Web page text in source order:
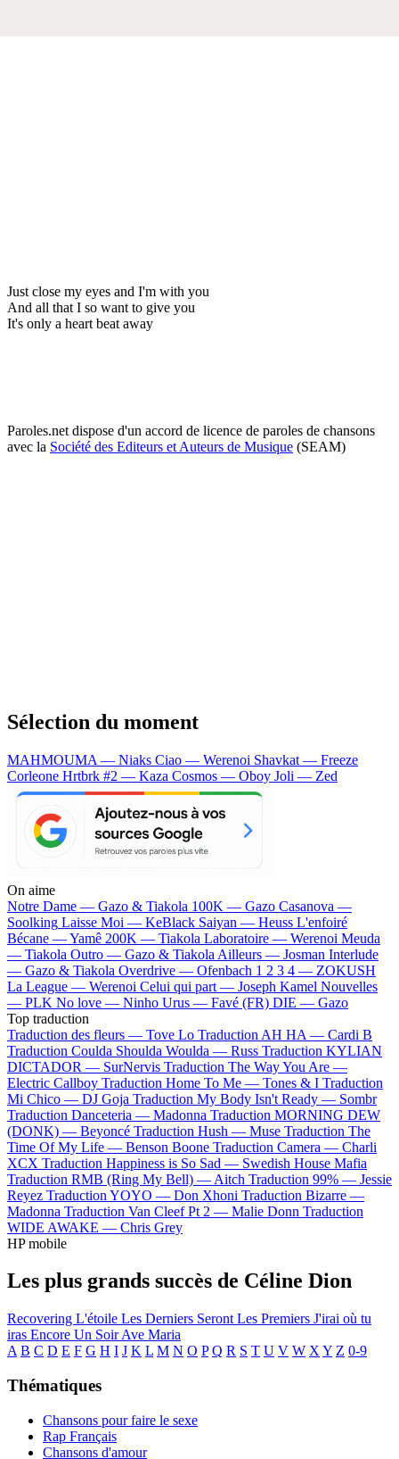
Just close my eyes and I'm with you
And all that I so want to give you
It's only a heart beat away
Paroles.net dispose d'un accord de licence de paroles de chansons
avec la Société des Editeurs et Auteurs de Musique (SEAM)
Sélection du moment
MAHMOUMA — Niaks Ciao — Werenoi Shavkat — Freeze
Corleone Hrtbrk #2 — Kaza Cosmos — Oboy Joli — Zed
On aime
Notre Dame — Gazo & Tiakola 100K — Gazo Casanova —
Soolking Laisse Moi — KeBlack Saiyan — Heuss L'enfoiré
Bécane —Yamê 200K — Tiakola Laboratoire — Werenoi Meuda
— Tiakola Outro — Gazo & Tiakola Ailleurs — Josman Interlude
— Gazo & Tiakola Overdrive — Ofenbach 1 2 3 4 — ZOKUSH
La League — Werenoi Celui qui part — Joseph Kamel Nouvelles
— PLK No love — Ninho Urus — Favé (FR) DIE — Gazo
Top traduction
Traduction des fleurs — Tove Lo Traduction AH HA — Cardi B
Traduction Coulda Shoulda Woulda — Russ Traduction KYLIAN
DICTADOR — SurNervis Traduction The Way You Are —
Electric Callboy Traduction Home To Me — Tones & I Traduction
Mi Chico — DJ Goja Traduction My Body Isn't Ready — Sombr
Traduction Danceteria — Madonna Traduction MORNING DEW
(DONK) — Beyoncé Traduction Hush — Muse Traduction The
Time Of My Life — Benson Boone Traduction Camera — Charli
XCX Traduction Happiness is So Sad — Swedish House Mafia
Traduction RMB (Ring My Bell) — Aitch Traduction 99% — Jessie
Reyez Traduction YOYO — Don Xhoni Traduction Bizarre —
Madonna Traduction Van Cleef Pt 2 — Malie Donn Traduction
WIDE AWAKE — Chris Grey
HP mobile
Les plus grands succès de Céline Dion
Recovering L'étoile Les Derniers Seront Les Premiers J'irai où tu
iras Encore Un SoirAve Maria
A B C D E F G H I J K L M N O P Q R S T U V W X Y Z 0-9
Thématiques
Chansons pour faire le sexe
Rap Français
Chansons d'amour